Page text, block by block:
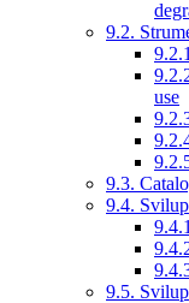
9.2.
use
9.3.
9.4.
9.5.